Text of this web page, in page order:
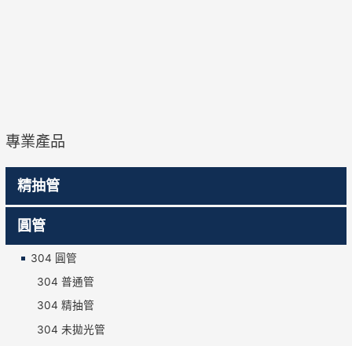
專業產品
精抽管
圓管
304 圓管
304 普通管
304 精抽管
304 未拋光管